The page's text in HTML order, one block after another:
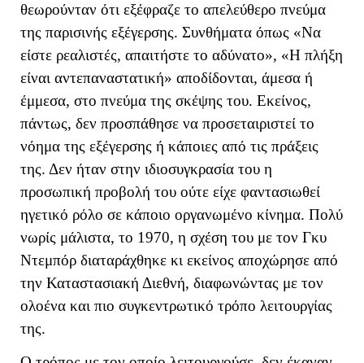
θεωρούνταν ότι εξέφραζε το απελεύθερο πνεύμα
της παρισινής εξέγερσης. Συνθήματα όπως «Να
είστε ρεαλιστές, απαιτήστε το αδύνατο», «Η πλήξη
είναι αντεπαναστατική» αποδίδονται, άμεσα ή
έμμεσα, στο πνεύμα της σκέψης του. Εκείνος,
πάντως, δεν προσπάθησε να προσεταιριστεί το
νόημα της εξέγερσης ή κάποιες από τις πράξεις
της. Δεν ήταν στην ιδιοσυγκρασία του η
προσωπική προβολή του ούτε είχε φαντασιωθεί
ηγετικό ρόλο σε κάποιο οργανωμένο κίνημα. Πολύ
νωρίς μάλιστα, το 1970, η σχέση του με τον Γκυ
Ντεμπόρ διαταράχθηκε κι εκείνος αποχώρησε από
την Καταστασιακή Διεθνή, διαφωνώντας με τον
ολοένα και πιο συγκεντρωτικό τρόπο λειτουργίας
της.